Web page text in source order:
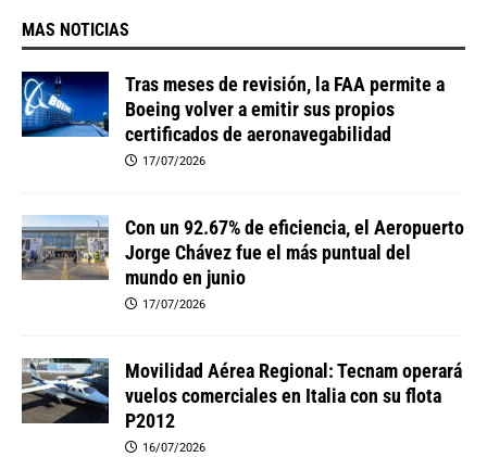
MAS NOTICIAS
Tras meses de revisión, la FAA permite a
Boeing volver a emitir sus propios
certificados de aeronavegabilidad
17/07/2026
Con un 92.67% de eficiencia, el Aeropuerto
Jorge Chávez fue el más puntual del
mundo en junio
17/07/2026
Movilidad Aérea Regional: Tecnam operará
vuelos comerciales en Italia con su flota
P2012
16/07/2026